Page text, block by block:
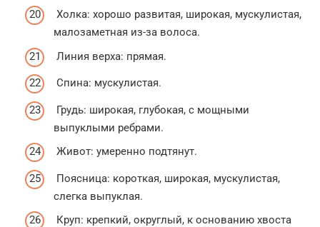
Холка: хорошо развитая, широкая, мускулистая,
малозаметная из-за волоса.
Линия верха: прямая.
Спина: мускулистая.
Грудь: широкая, глубокая, с мощными
выпуклыми ребрами.
Живот: умеренно подтянут.
Поясница: короткая, широкая, мускулистая,
слегка выпуклая.
Круп: крепкий, округлый, к основанию хвоста